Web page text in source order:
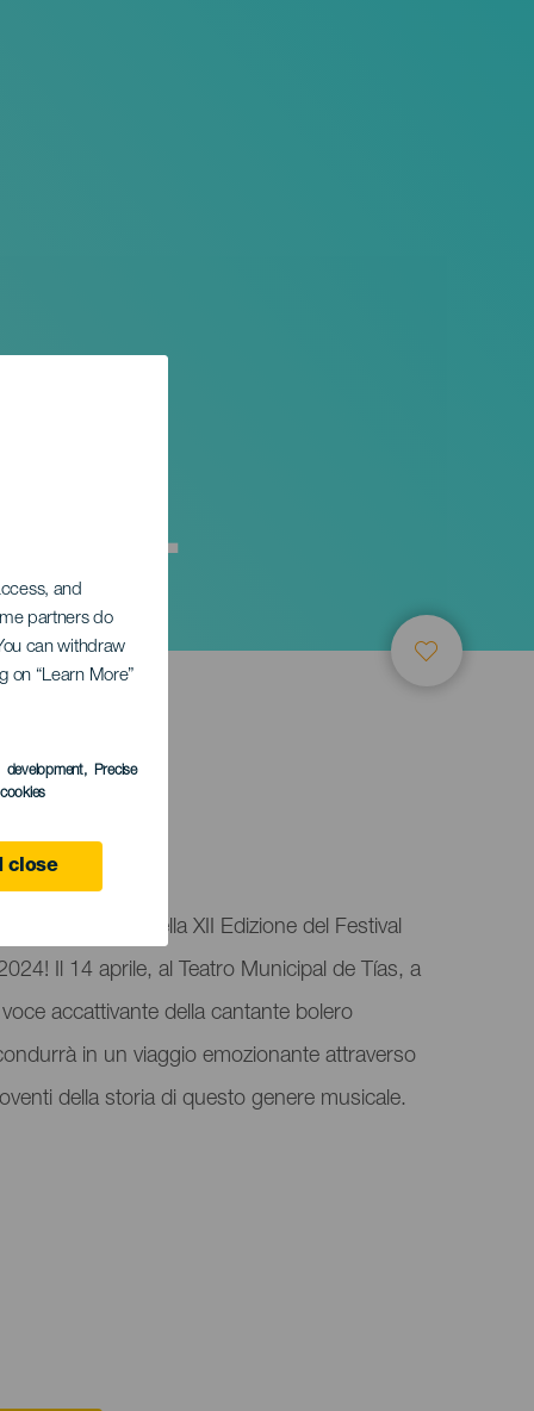
and
partners do
can withdraw
on “Learn More”
development, Precise
close
más.
del bolero nella XII Edizione del Festival
Il 14 aprile, al Teatro Municipal de Tías, a
accattivante della cantante bolero
in un viaggio emozionante attraverso
della storia di questo genere musicale.